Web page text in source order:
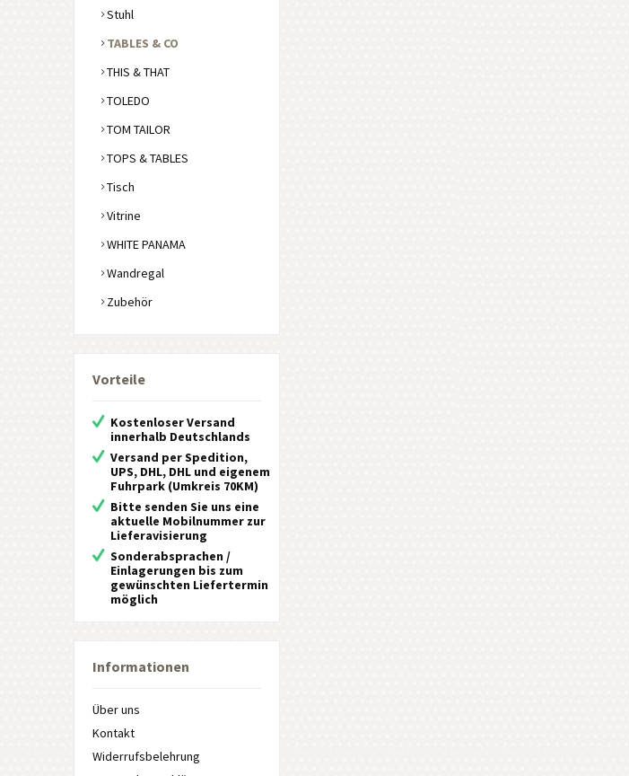
Stuhl
TABLES & CO
THIS & THAT
TOLEDO
TOM TAILOR
TOPS & TABLES
Tisch
Vitrine
WHITE PANAMA
Wandregal
Zubehör
Vorteile
Kostenloser Versand
innerhalb Deutschlands
Versand per Spedition,
UPS, DHL, DHL und eigenem
Fuhrpark (Umkreis 70KM)
Bitte senden Sie uns eine
aktuelle Mobilnummer zur
Lieferavisierung
Sonderabsprachen /
Einlagerungen bis zum
gewünschten Liefertermin
möglich
Informationen
Über uns
Kontakt
Widerrufsbelehrung